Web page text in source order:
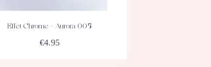
ACHETEZ DÉTAILS
Effet Chrome – Aurora 005
€4.95